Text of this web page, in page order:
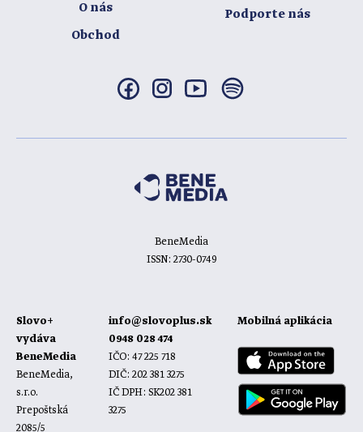
O nás
Obchod
Podporte nás
BeneMedia
ISSN: 2730-0749
Slovo+
vydáva
BeneMedia
BeneMedia,
s.r.o.
Prepoštská
2085/5
info@slovoplus.sk
0948 028 474
IČO: 47 225 718
DIČ: 202 381 3275
IČ DPH: SK202 381
3275
Mobilná aplikácia